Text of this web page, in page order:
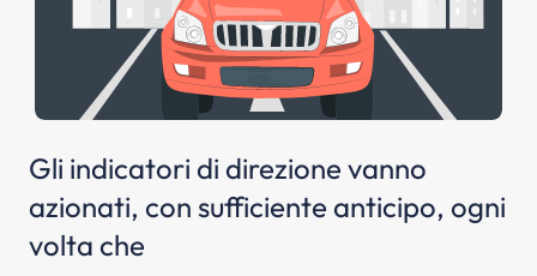
Gli indicatori di direzione vanno
azionati, con sufficiente anticipo, ogni
volta che